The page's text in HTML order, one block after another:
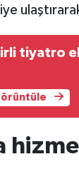
tiyatro